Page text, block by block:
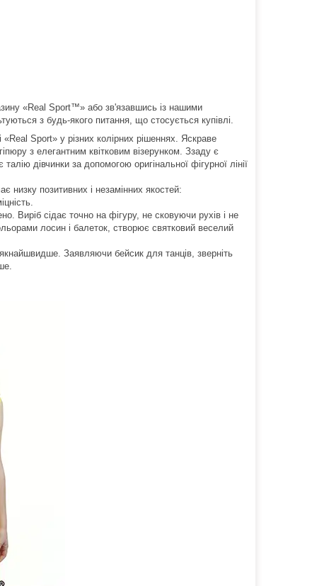
«Real Sport™» або зв'язавшись із нашими
з будь-якого питання, що стосується купівлі.
Sport» у різних колірних рішеннях. Яскраве
з елегантним квітковим візерунком. Ззаду є
дівчинки за допомогою оригінальної фігурної лінії
низку позитивних і незамінних якостей:
Виріб сідає точно на фігуру, не сковуючи рухів і не
лосин і балеток, створює святковий веселий
Заявляючи бейсик для танців, зверніть